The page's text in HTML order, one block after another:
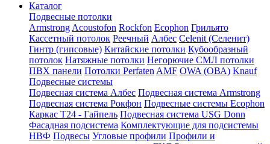
Каталог
Подвесные потолки
Armstrong Acoustofon Rockfon Ecophon Грильято
Кассетный потолок Реечный Албес Celenit (Селенит)
Гинтр (гипсовые) Китайские потолки Кубообразный
потолок Натяжные потолки Негорючие СМЛ потолки
ПВХ панели Потолки Perfaten AMF OWA (ОВА) Knauf
Подвесные системы
Подвесная система Албес Подвесная система Armstrong
Подвесная система Рокфон Подвесные системы Ecophon
Каркас Т24 - Гайпель Подвесная система USG Donn
Фасадная подсистема Комплектующие для подсистемы
НВФ Подвесы Угловые профили Профили и